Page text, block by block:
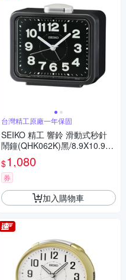
台灣精工原廠一年保固
SEIKO 精工 響鈴 滑動式秒針
鬧鐘(QHK062K)黑/8.9X10.9c
m
$1,080
券
加入購物車